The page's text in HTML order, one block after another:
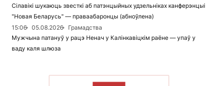
Сілавікі шукаюць звесткі аб патэнцыйных удзельніках канферэнцыі
"Новая Беларусь" — праваабаронцы (абноўлена)
15:06
05.08.2026
Грамадства
Мужчына патануў у рацэ Ненач у Калінкавіцкім раёне — упаў у
ваду каля шлюза